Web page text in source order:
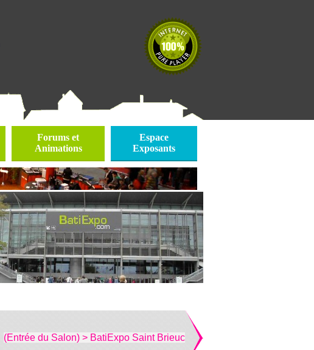
Forums et
Animations
Espace
Exposants
(Entrée du Salon) > BatiExpo Saint Brieuc